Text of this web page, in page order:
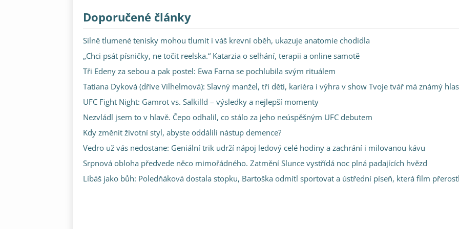
Doporučené články
Silně tlumené tenisky mohou tlumit i váš krevní oběh, ukazuje anatomie chodidla
„Chci psát písničky, ne točit reelska.“ Katarzia o selhání, terapii a online samotě
Tři Edeny za sebou a pak postel: Ewa Farna se pochlubila svým rituálem
Tatiana Dyková (dříve Vilhelmová): Slavný manžel, tři děti, kariéra i výhra v show Tvoje tvář má známý hlas
UFC Fight Night: Gamrot vs. Salkilld – výsledky a nejlepší momenty
Nezvládl jsem to v hlavě. Čepo odhalil, co stálo za jeho neúspěšným UFC debutem
Kdy změnit životní styl, abyste oddálili nástup demence?
Vedro už vás nedostane: Geniální trik udrží nápoj ledový celé hodiny a zachrání i milovanou kávu
Srpnová obloha předvede něco mimořádného. Zatmění Slunce vystřídá noc plná padajících hvězd
Líbáš jako bůh: Poledňáková dostala stopku, Bartoška odmítl sportovat a ústřední píseň, která film